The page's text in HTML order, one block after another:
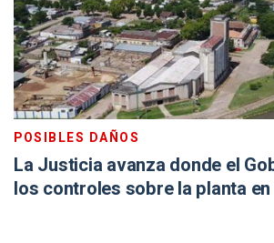
POSIBLES DAÑOS
La Justicia avanza donde el
los controles sobre la planta